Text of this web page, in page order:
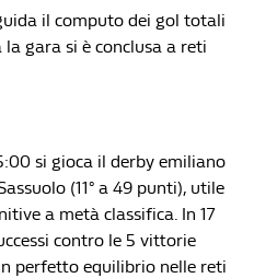
il computo dei gol totali
la gara si è conclusa a reti
si gioca il derby emiliano
(11° a 49 punti), utile
a metà classifica. In 17
contro le 5 vittorie
perfetto equilibrio nelle reti